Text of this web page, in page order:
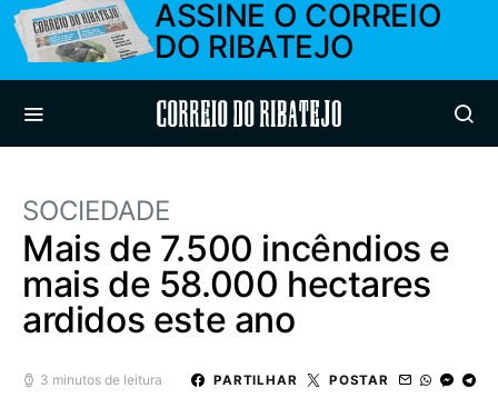
ASSINE O CORREIO
DO RIBATEJO
Correio do Ribatejo
SOCIEDADE
Mais de 7.500 incêndios e
mais de 58.000 hectares
ardidos este ano
3 minutos de leitura PARTILHAR POSTAR